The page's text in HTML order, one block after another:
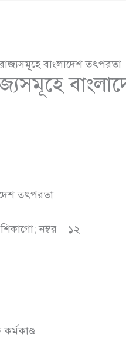
বাংলাদেশ তৎপরতা
তৎপরতা
নম্বর – ১২